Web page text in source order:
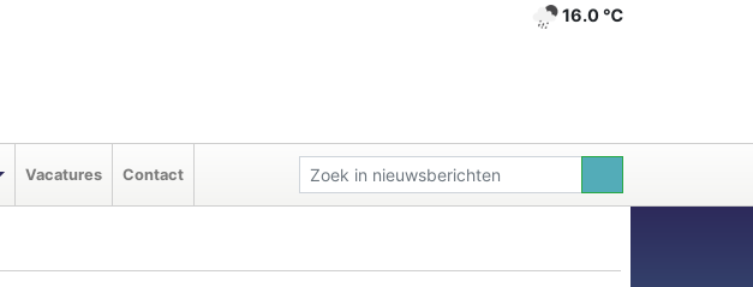
16.0 ℃
Vacatures Contact